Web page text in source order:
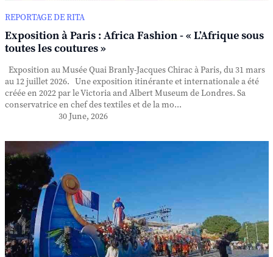
REPORTAGE DE RITA
Exposition à Paris : Africa Fashion - « L’Afrique sous
toutes les coutures »
Exposition au Musée Quai Branly-Jacques Chirac à Paris, du 31 mars
au 12 juillet 2026. Une exposition itinérante et internationale a été
créée en 2022 par le Victoria and Albert Museum de Londres. Sa
conservatrice en chef des textiles et de la mo...
30 June, 2026